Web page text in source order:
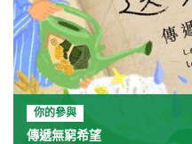
你的參與
傳遞無窮希望